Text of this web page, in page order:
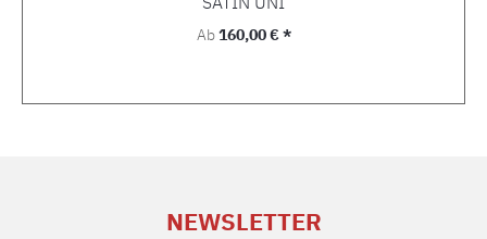
Regulärer Preis:
Ab160,00 € *
NEWSLETTER